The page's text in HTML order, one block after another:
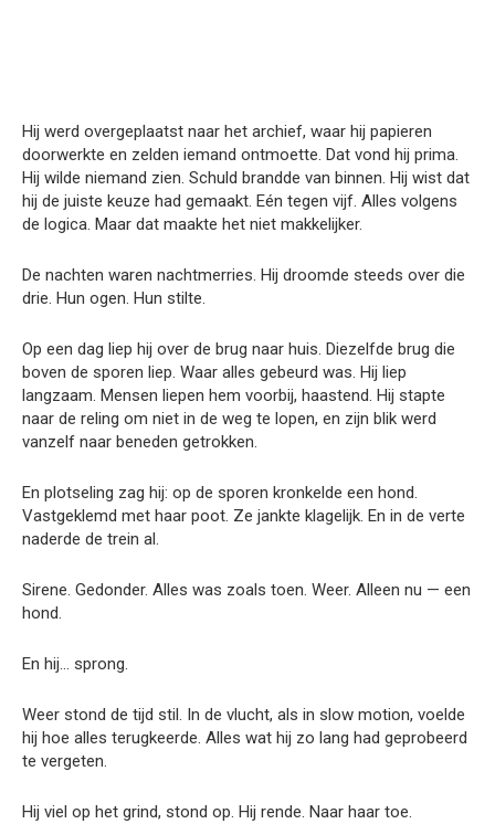
Hij werd overgeplaatst naar het archief, waar hij papieren
doorwerkte en zelden iemand ontmoette. Dat vond hij prima.
Hij wilde niemand zien. Schuld brandde van binnen. Hij wist dat
hij de juiste keuze had gemaakt. Eén tegen vijf. Alles volgens
de logica. Maar dat maakte het niet makkelijker.
De nachten waren nachtmerries. Hij droomde steeds over die
drie. Hun ogen. Hun stilte.
Op een dag liep hij over de brug naar huis. Diezelfde brug die
boven de sporen liep. Waar alles gebeurd was. Hij liep
langzaam. Mensen liepen hem voorbij, haastend. Hij stapte
naar de reling om niet in de weg te lopen, en zijn blik werd
vanzelf naar beneden getrokken.
En plotseling zag hij: op de sporen kronkelde een hond.
Vastgeklemd met haar poot. Ze jankte klagelijk. En in de verte
naderde de trein al.
Sirene. Gedonder. Alles was zoals toen. Weer. Alleen nu — een
hond.
En hij… sprong.
Weer stond de tijd stil. In de vlucht, als in slow motion, voelde
hij hoe alles terugkeerde. Alles wat hij zo lang had geprobeerd
te vergeten.
Hij viel op het grind, stond op. Hij rende. Naar haar toe.